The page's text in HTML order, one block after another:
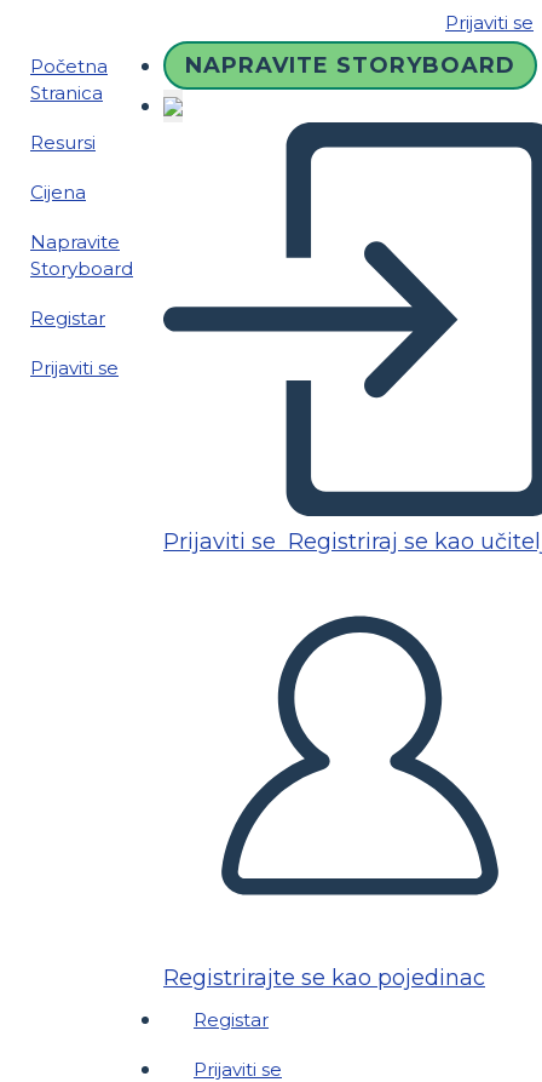
Prijaviti se
Početna
Stranica
Resursi
Cijena
Napravite
Storyboard
Registar
Prijaviti se
NAPRAVITE STORYBOARD
Prijaviti se Registriraj se kao
Registrirajte se kao pojedinac
Registar
Prijaviti se